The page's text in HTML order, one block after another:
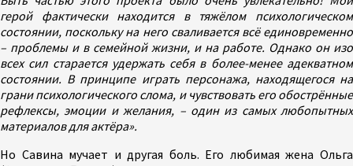
герой фактически находится в тяжёлом психологическом
состоянии, поскольку на него сваливается всё единовременно
– проблемы и в семейной жизни, и на работе. Однако он изо
всех сил старается удержать себя в более-менее адекватном
состоянии. В принципе играть персонажа, находящегося на
грани психологического слома, и чувствовать его обострённые
рефлексы, эмоции и желания, – один из самых любопытных
материалов для актёра».
Но Савина мучает и другая боль. Его любимая жена Ольга